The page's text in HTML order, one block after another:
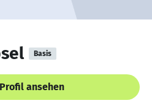
Basis
ansehen